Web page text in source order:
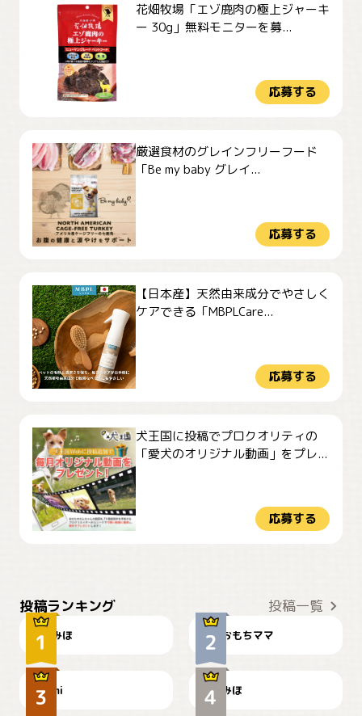
花畑牧場「エゾ鹿肉の極上ジャーキ
ー 30g」無料モニターを募...
応募する
厳選食材のグレインフリーフード
「Be my baby グレイ...
応募する
【日本産】天然由来成分でやさしく
ケアできる「MBPLCare...
応募する
犬王国に投稿でプロクオリティの
「愛犬のオリジナル動画」をプレ...
応募する
投稿ランキング 投稿一覧
みほ おもちママ
可愛い？
mi
見てるぞぉ
みほ
🌻とむぎ！
ドーベルマンのお友達邸に
て